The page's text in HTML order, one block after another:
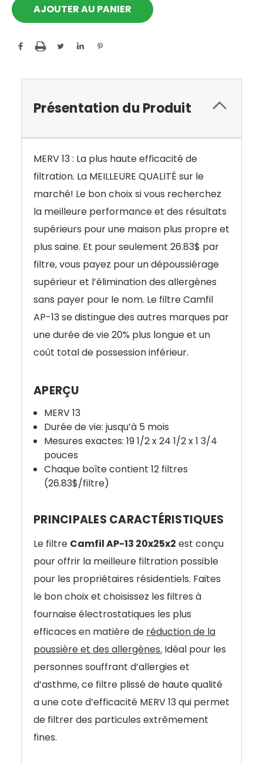
Présentation du Produit
MERV 13 : La plus haute efficacité de
filtration. La MEILLEURE QUALITÉ sur le
marché! Le bon choix si vous recherchez
la meilleure performance et des résultats
supérieurs pour une maison plus propre et
plus saine. Et pour seulement 26.83$ par
filtre, vous payez pour un dépoussiérage
supérieur et l’élimination des allergènes
sans payer pour le nom. Le filtre Camfil
AP-13 se distingue des autres marques par
une durée de vie 20% plus longue et un
coût total de possession inférieur.
APERÇU
MERV 13
Durée de vie: jusqu’à 5 mois
Mesures exactes: 19 1/2 x 24 1/2 x 1 3/4
pouces
Chaque boîte contient 12 filtres
(26.83$/filtre)
PRINCIPALES CARACTÉRISTIQUES
Le filtre Camfil AP-13 20x25x2 est conçu
pour offrir la meilleure filtration possible
pour les propriétaires résidentiels. Faites
le bon choix et choisissez les filtres à
fournaise électrostatiques les plus
efficaces en matière de réduction de la
poussière et des allergènes. Idéal pour les
personnes souffrant d’allergies et
d’asthme, ce filtre plissé de haute qualité
a une cote d’efficacité MERV 13 qui permet
de filtrer des particules extrêmement
fines.